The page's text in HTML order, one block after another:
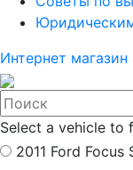
Интернет
Select a vehicle
2011 Ford Focus